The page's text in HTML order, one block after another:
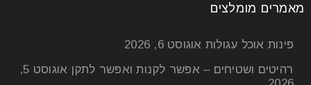
מאמרים מומלצים
פינות אוכל עגולות אוגוסט 6, 2026
רהיטים ושטיחים – אפשר לקנות ואפשר לתקן
אוגוסט 5,